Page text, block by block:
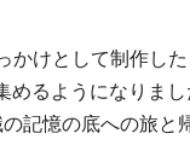
かけとして制作し
るようになりまし
記憶の底への旅と